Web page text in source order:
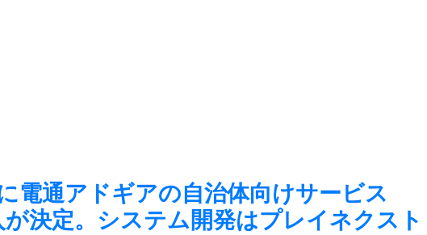
電通アドギアの自治体向けサービス
決定。システム開発はプレイネクスト